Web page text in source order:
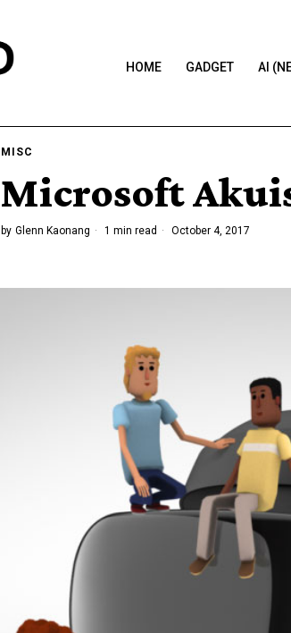
HOME GADGET AI
MISC
Microsoft
by Glenn Kaonang 1 min read October 4, 2017